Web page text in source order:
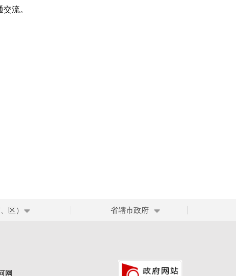
流。
、区） 省辖市政府
网